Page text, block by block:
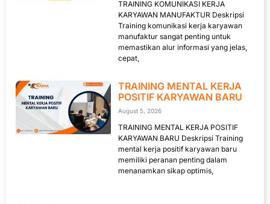
TRAINING KOMUNIKASI KERJA
KARYAWAN MANUFAKTUR Deskripsi
Training komunikasi kerja karyawan
manufaktur sangat penting untuk
memastikan alur informasi yang jelas,
cepat,
TRAINING MENTAL KERJA
POSITIF KARYAWAN BARU
August 5, 2026
TRAINING MENTAL KERJA POSITIF
KARYAWAN BARU Deskripsi Training
mental kerja positif karyawan baru
memiliki peranan penting dalam
menanamkan sikap optimis,